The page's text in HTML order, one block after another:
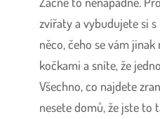
zvířaty a vybudujete si
něco, čeho se vám
kočkami a sníte, že
Všechno, co najdete
nesete domů, že jste to